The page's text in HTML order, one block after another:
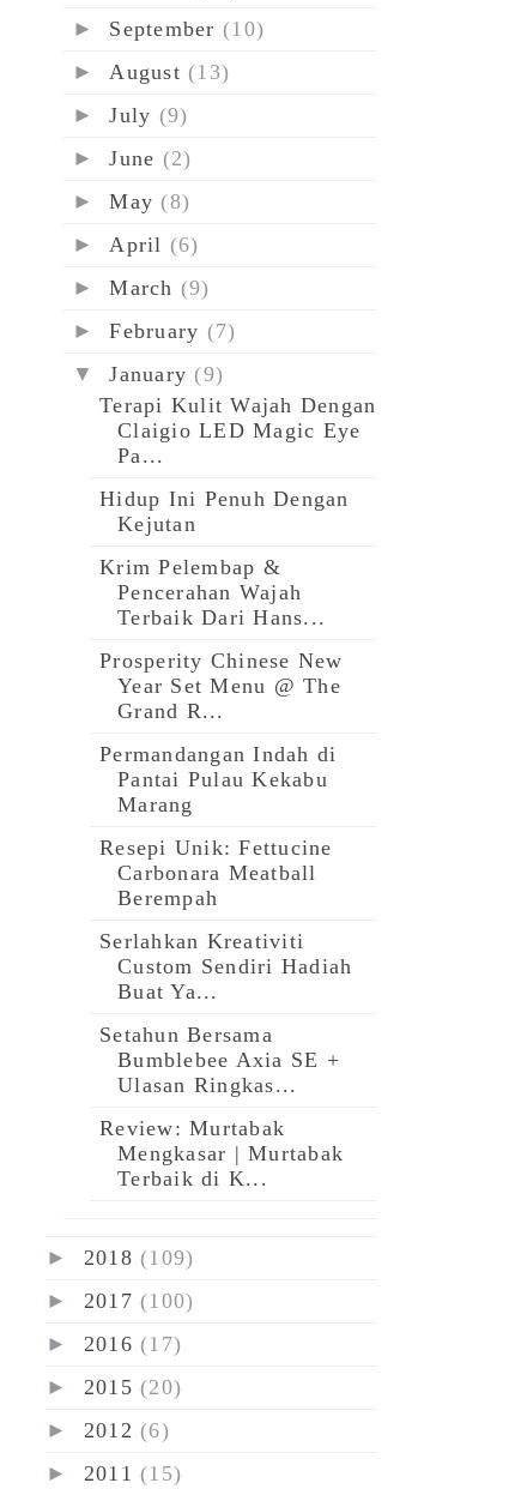
► September (10)
►August (13)
►July (9)
►June (2)
►May (8)
►April (6)
►March (9)
►February (7)
▼January (9)
Terapi Kulit Wajah Dengan
Claigio LED Magic Eye
Pa...
Hidup Ini Penuh Dengan
Kejutan
Krim Pelembap &
Pencerahan Wajah
Terbaik Dari Hans...
Prosperity Chinese New
Year Set Menu @ The
Grand R...
Permandangan Indah di
Pantai Pulau Kekabu
Marang
Resepi Unik: Fettucine
Carbonara Meatball
Berempah
Serlahkan Kreativiti
Custom Sendiri Hadiah
Buat Ya...
Setahun Bersama
Bumblebee Axia SE +
Ulasan Ringkas...
Review: Murtabak
Mengkasar | Murtabak
Terbaik di K...
► 2018 (109)
► 2017 (100)
► 2016 (17)
► 2015 (20)
► 2012 (6)
► 2011 (15)